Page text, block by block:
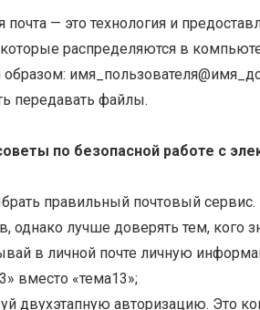
почта — это технология и
распределяются в
передавать файлы.
по безопасной работе с
правильный почтовый
однако лучше доверять тем, кого
в личной почте личную
вместо «тема13»;
двухэтапную авторизацию. Это